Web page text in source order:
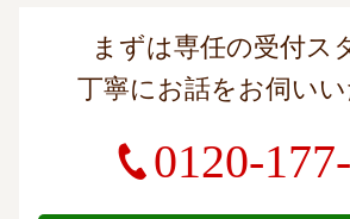
まずは専任の受付ス
丁寧にお話をお伺い
0120-